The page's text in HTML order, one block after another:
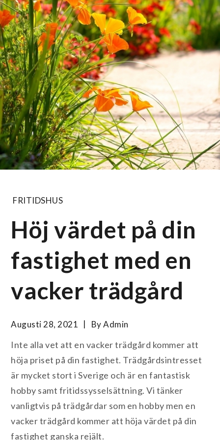
FRITIDSHUS
Höj värdet på din
fastighet med en
vacker trädgård
Augusti 28, 2021 ByAdmin
Inte alla vet att en vacker trädgård kommer att
höja priset på din fastighet. Trädgårdsintresset
är mycket stort i Sverige och är en fantastisk
hobby samt fritidssysselsättning. Vi tänker
vanligtvis på trädgårdar som en hobby men en
vacker trädgård kommer att höja värdet på din
fastighet ganska rejält.